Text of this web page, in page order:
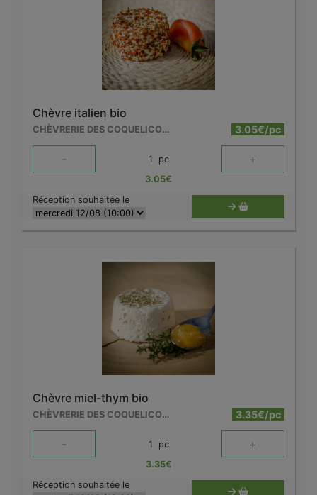
Chèvre italien bio
CHÈVRERIE DES COQUELICOTS 3.05€/pc
- 1 pc +
3.05€
Réception souhaitée le
Chèvre miel-thym bio
CHÈVRERIE DES COQUELICOTS 3.35€/pc
- 1 pc +
3.35€
Réception souhaitée le